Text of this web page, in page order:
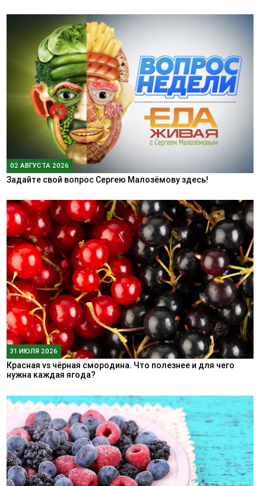
02 АВГУСТА 2026
Задайте свой вопрос Сергею Малозёмову здесь!
31 ИЮЛЯ 2026
Красная vs чёрная смородина. Что полезнее и для чего
нужна каждая ягода?